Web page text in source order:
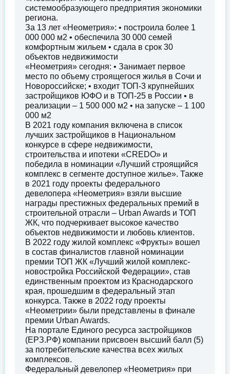
системообразующего предприятия экономики
региона.
За 13 лет «Неометрия»: • построила более 1
000 000 м2 • обеспечила 30 000 семей
комфортным жильем • сдала в срок 30
объектов недвижимости
«Неометрия» сегодня: • Занимает первое
место по объему строящегося жилья в Сочи и
Новороссийске; • входит ТОП-3 крупнейших
застройщиков ЮФО и в ТОП-25 в России • в
реализации – 1 500 000 м2 • на запуске – 1 100
000 м2
В 2021 году компания включена в список
лучших застройщиков в Национальном
конкурсе в сфере недвижимости,
строительства и ипотеки «CREDO» и
победила в номинации «Лучший строящийся
комплекс в сегменте доступное жилье». Также
в 2021 году проекты федерального
девелопера «Неометрия» взяли высшие
награды престижных федеральных премий в
строительной отрасли – Urban Awards и ТОП
ЖК, что подчеркивает высокое качество
объектов недвижимости и любовь клиентов.
В 2022 году жилой комплекс «Фрукты» вошел
в состав финалистов главной номинации
премии ТОП ЖК «Лучший жилой комплекс-
новостройка Российской Федерации», став
единственным проектом из Краснодарского
края, прошедшим в федеральный этап
конкурса. Также в 2022 году проекты
«Неометрии» были представлены в финале
премии Urban Awards.
На портале Единого ресурса застройщиков
(ЕРЗ.РФ) компании присвоен высший балл (5)
за потребительские качества всех жилых
комплексов.
Федеральный девелопер «Неометрия» при